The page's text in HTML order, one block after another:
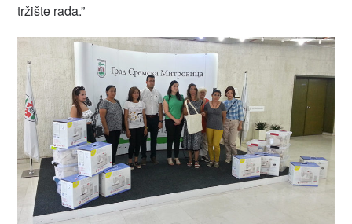
tržište rada.”